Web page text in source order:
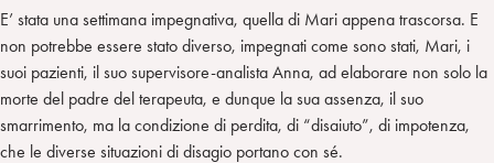
E’ stata una settimana impegnativa, quella di Mari appena trascorsa. E
non potrebbe essere stato diverso, impegnati come sono stati, Mari, i
suoi pazienti, il suo supervisore-analista Anna, ad elaborare non solo la
morte del padre del terapeuta, e dunque la sua assenza, il suo
smarrimento, ma la condizione di perdita, di “disaiuto”, di impotenza,
che le diverse situazioni di disagio portano con sé.